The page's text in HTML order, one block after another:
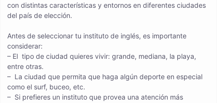
con distintas características y entornos en diferentes ciudades
del país de elección.
Antes de seleccionar tu instituto de inglés, es importante
considerar:
– El tipo de ciudad quieres vivir: grande, mediana, la playa,
entre otras.
– La ciudad que permita que haga algún deporte en especial
como el surf, buceo, etc.
– Si prefieres un instituto que provea una atención más